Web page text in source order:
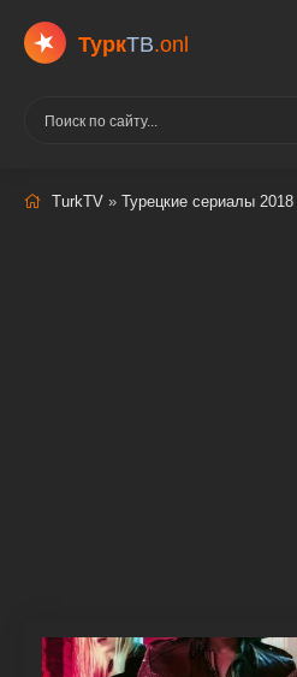
ТуркТВ.onl
TurkTV » Турецкие сериалы 2018